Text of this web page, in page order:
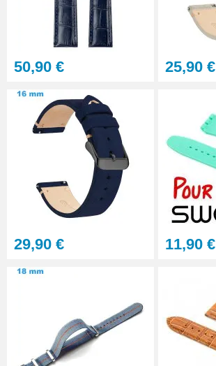
Outil pointeau de pose suisse
professionnel BERGEON
28,90 €
9,90 €
Kit Réparation Montre
Multifonction
23,90 €
50,90 € 25,90 €
29,90 € 11,90 €